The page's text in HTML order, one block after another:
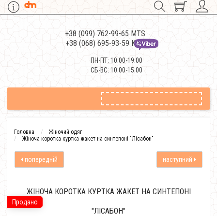
+38 (099) 762-99-65 MTS
+38 (068) 695-93-59 Kievstar
ПН-ПТ: 10:00-19:00
СБ-ВС: 10:00-15:00
Головна
Жіночий одяг
Жіноча коротка куртка жакет на синтепоні "Лісабон"
попередній наступний
Продано
ЖІНОЧА КОРОТКА КУРТКА ЖАКЕТ НА СИНТЕПОНІ
"ЛІСАБОН"